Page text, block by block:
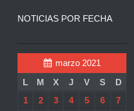
NOTICIAS POR FECHA
marzo 2021
L
M X J V S
D
1
2 3 4 5 6
7